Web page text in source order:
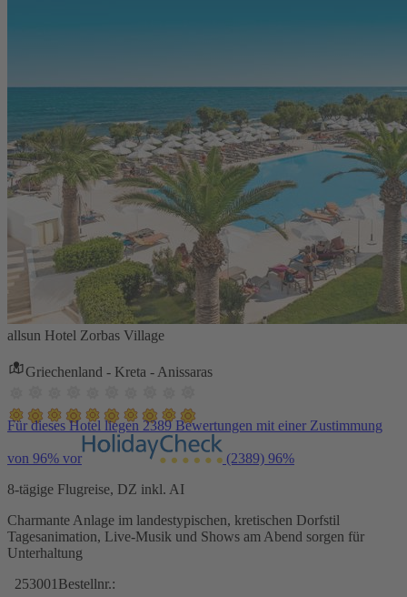
allsun Hotel Zorbas Village
Griechenland - Kreta - Anissaras
Für dieses Hotel liegen 2389 Bewertungen mit einer Zustimmung
von 96% vor (2389) 96%
8-tägige Flugreise, DZ inkl. AI
Charmante Anlage im landestypischen, kretischen Dorfstil
Tagesanimation, Live-Musik und Shows am Abend sorgen für
Unterhaltung
253001 Bestellnr.: